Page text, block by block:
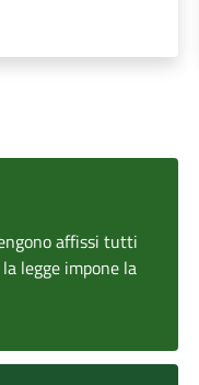
affissi tutti
legge impone la